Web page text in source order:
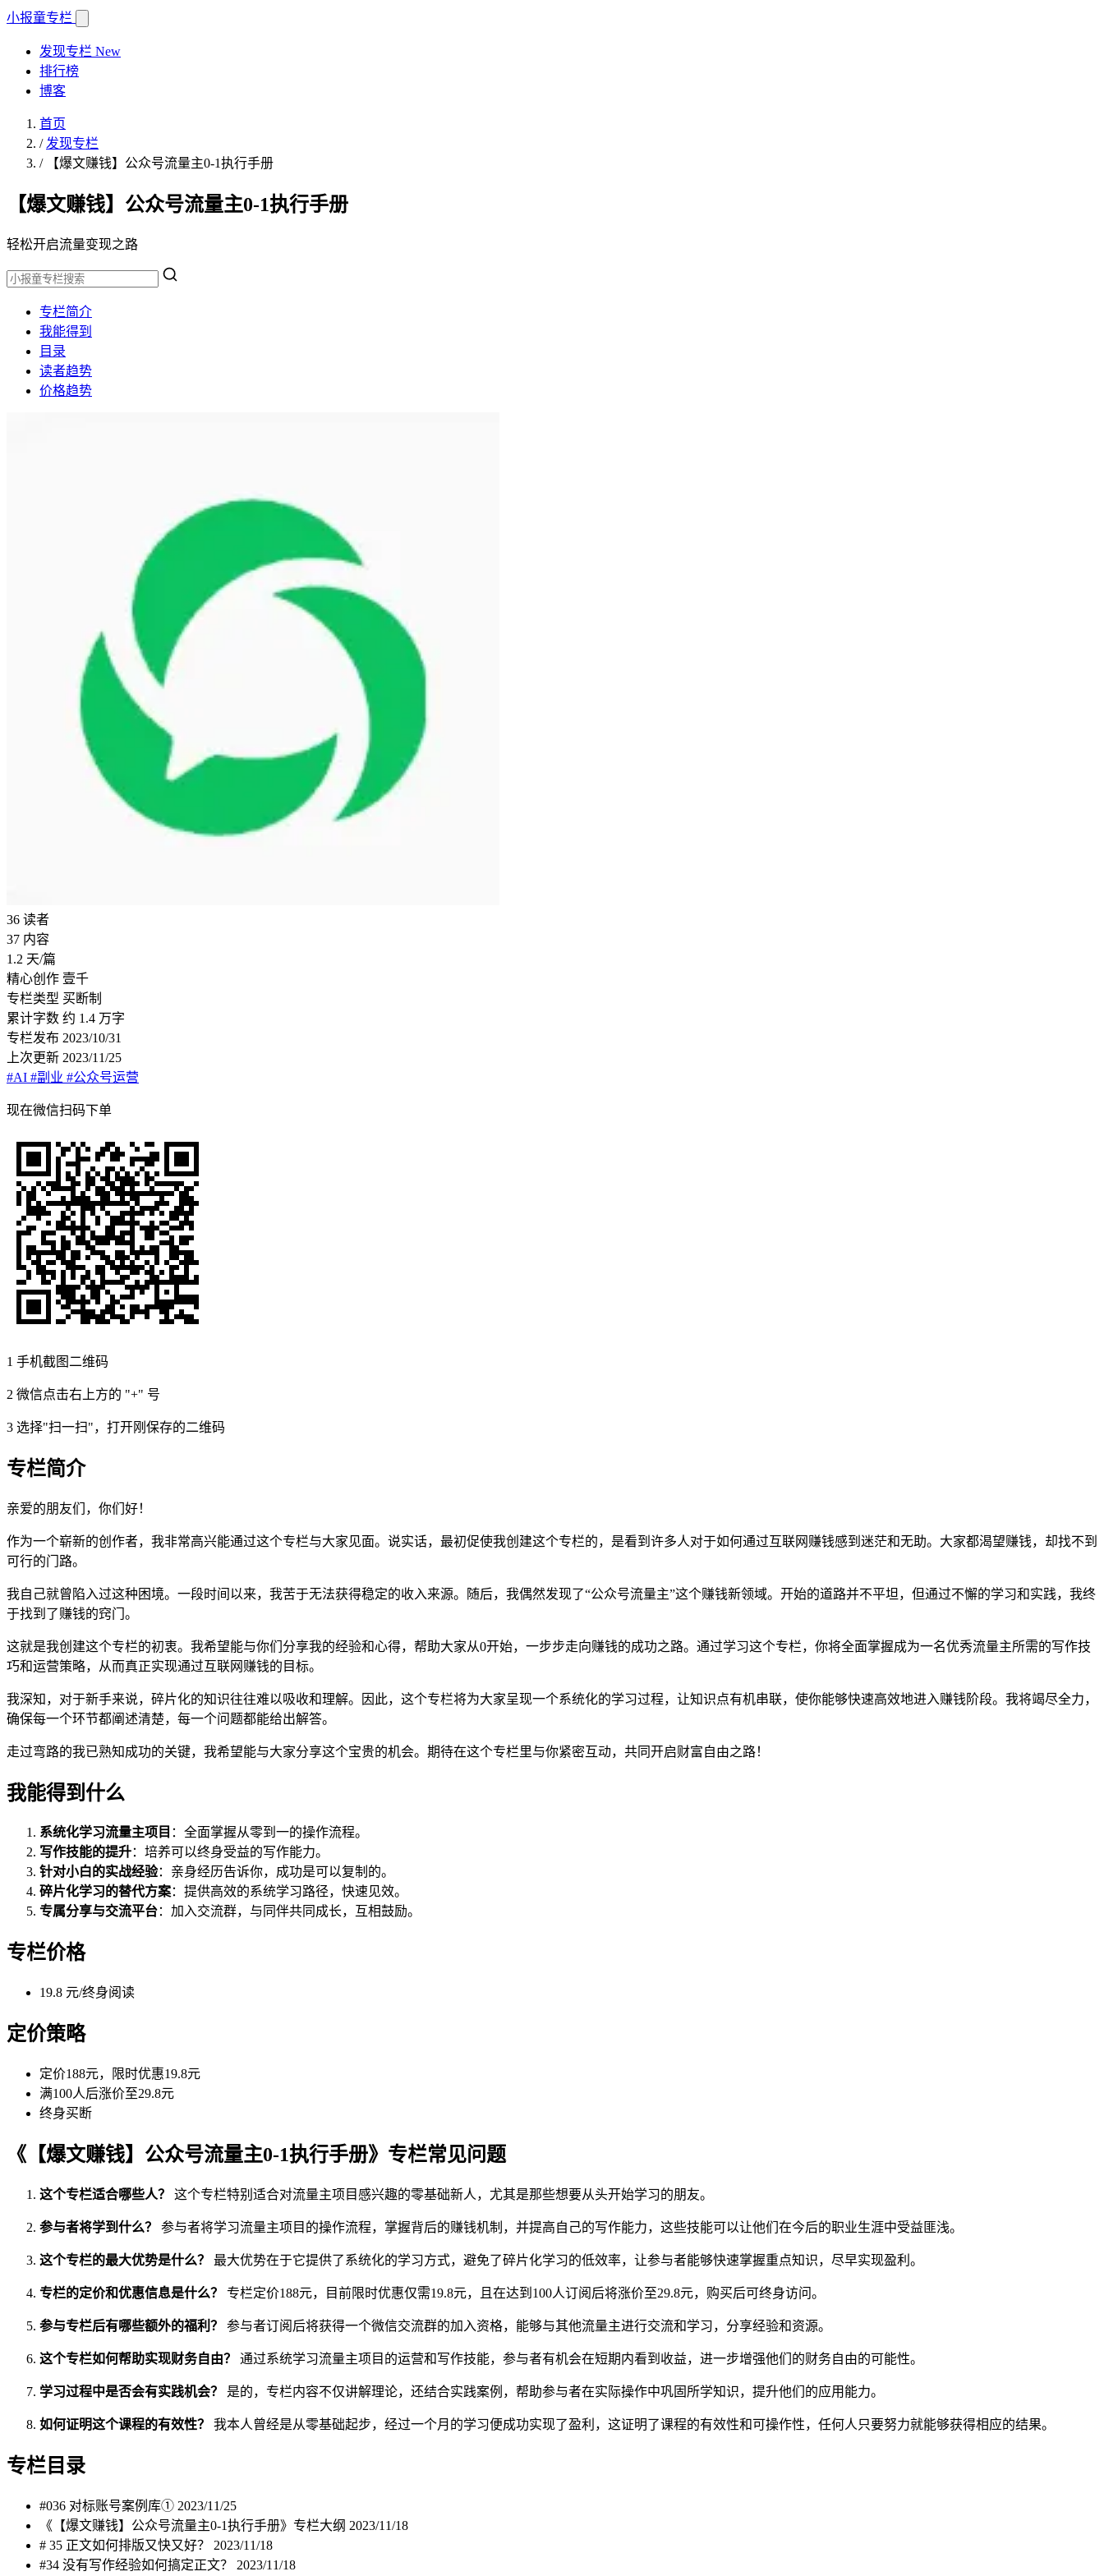
小报童专栏
发现专栏 New
排行榜
博客
首页
/ 发现专栏
/
【爆文赚钱】公众号流量主0-1执行手册
【爆文赚钱】公众号流量主0-1执行手册
轻松开启流量变现之路
专栏简介
我能得到
目录
读者趋势
价格趋势
36 读者
37 内容
1.2 天/篇
精心创作 壹千
专栏类型 买断制
累计字数 约 1.4 万字
专栏发布 2023/10/31
上次更新 2023/11/25
#AI #副业 #公众号运营
现在微信扫码下单
1 手机截图二维码
2 微信点击右上方的 "+" 号
3 选择"扫一扫"，打开刚保存的二维码
专栏简介
亲爱的朋友们，你们好！
作为一个崭新的创作者，我非常高兴能通过这个专栏与大家见面。说实话，最初促使我创建这个专栏的，是看到许多人对于如何通过互联网赚钱感到迷茫和无助。大家都渴望赚钱，却找不到
可行的门路。
我自己就曾陷入过这种困境。一段时间以来，我苦于无法获得稳定的收入来源。随后，我偶然发现了“公众号流量主”这个赚钱新领域。开始的道路并不平坦，但通过不懈的学习和实践，我终
于找到了赚钱的窍门。
这就是我创建这个专栏的初衷。我希望能与你们分享我的经验和心得，帮助大家从0开始，一步步走向赚钱的成功之路。通过学习这个专栏，你将全面掌握成为一名优秀流量主所需的写作技
巧和运营策略，从而真正实现通过互联网赚钱的目标。
我深知，对于新手来说，碎片化的知识往往难以吸收和理解。因此，这个专栏将为大家呈现一个系统化的学习过程，让知识点有机串联，使你能够快速高效地进入赚钱阶段。我将竭尽全力，
确保每一个环节都阐述清楚，每一个问题都能给出解答。
走过弯路的我已熟知成功的关键，我希望能与大家分享这个宝贵的机会。期待在这个专栏里与你紧密互动，共同开启财富自由之路！
我能得到什么
系统化学习流量主项目 ：全面掌握从零到一的操作流程。
写作技能的提升：培养可以终身受益的写作能力。
针对小白的实战经验：亲身经历告诉你，成功是可以复制的。
碎片化学习的替代方案：提供高效的系统学习路径，快速见效。
专属分享与交流平台：加入交流群，与同伴共同成长，互相鼓励。
专栏价格
19.8 元/终身阅读
定价策略
定价188元，限时优惠19.8元
满100人后涨价至29.8元
终身买断
《【爆文赚钱】公众号流量主0-1执行手册》专栏常见问题
这个专栏适合哪些人？ 这个专栏特别适合对流量主项目感兴趣的零基础新人，尤其是那些想要从头开始学习的朋友。
参与者将学到什么？ 参与者将学习流量主项目的操作流程，掌握背后的赚钱机制，并提高自己的写作能力，这些技能可以让他们在今后的职业生涯中受益匪浅。
这个专栏的最大优势是什么？ 最大优势在于它提供了系统化的学习方式，避免了碎片化学习的低效率，让参与者能够快速掌握重点知识，尽早实现盈利。
专栏的定价和优惠信息是什么？ 专栏定价188元，目前限时优惠仅需19.8元，且在达到100人订阅后将涨价至29.8元，购买后可终身访问。
参与专栏后有哪些额外的福利？ 参与者订阅后将获得一个微信交流群的加入资格，能够与其他流量主进行交流和学习，分享经验和资源。
这个专栏如何帮助实现财务自由？ 通过系统学习流量主项目的运营和写作技能，参与者有机会在短期内看到收益，进一步增强他们的财务自由的可能性。
学习过程中是否会有实践机会？ 是的，专栏内容不仅讲解理论，还结合实践案例，帮助参与者在实际操作中巩固所学知识，提升他们的应用能力。
如何证明这个课程的有效性？ 我本人曾经是从零基础起步，经过一个月的学习便成功实现了盈利，这证明了课程的有效性和可操作性，任何人只要努力就能够获得相应的结果。
专栏目录
#036 对标账号案例库① 2023/11/25
《【爆文赚钱】公众号流量主0-1执行手册》专栏大纲 2023/11/18
# 35 正文如何排版又快又好？ 2023/11/18
#34 没有写作经验如何搞定正文？ 2023/11/18